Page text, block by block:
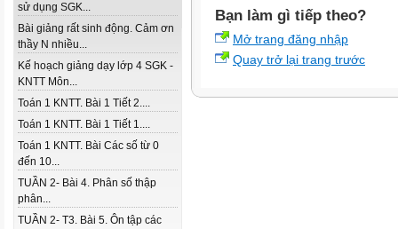
sử dụng SGK...
Bài giảng rất sinh động. Cảm ơn
thầy N nhiều...
Kế hoạch giảng dạy lớp 4 SGK -
KNTT Môn...
Toán 1 KNTT. Bài 1 Tiết 2....
Toán 1 KNTT. Bài 1 Tiết 1....
Toán 1 KNTT. Bài Các số từ 0
đến 10...
TUẦN 2- Bài 4. Phân số thập
phân...
TUẦN 2- T3. Bài 5. Ôn tập các
Bạn làm gì tiếp theo?
Mở trang đăng nhập
Quay trở lại trang trước